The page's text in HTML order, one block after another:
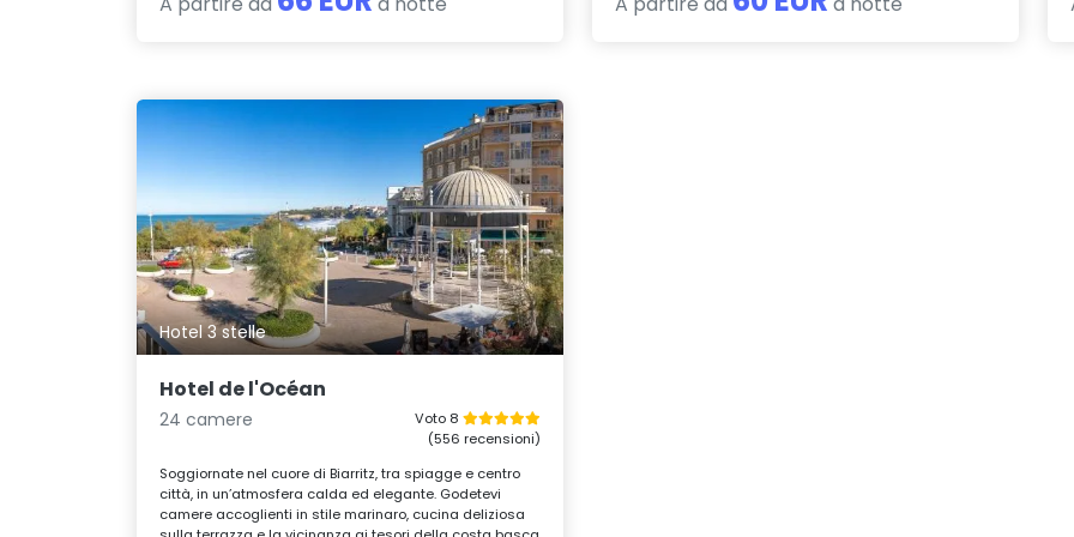
Hotel 3 stelle
Hotel de l'Océan
24 camere
Voto 8
(556 recensioni)
Soggiornate nel cuore di Biarritz, tra spiagge e centro
città, in un’atmosfera calda ed elegante. Godetevi
camere accoglienti in stile marinaro, cucina deliziosa